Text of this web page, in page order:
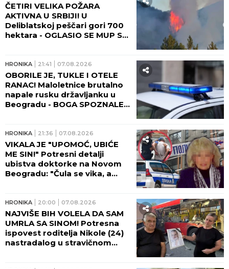
ČETIRI VELIKA POŽARA
AKTIVNA U SRBIJI! U
Deliblatskoj peščari gori 700
hektara - OGLASIO SE MUP SA
HRONIKA 21:41 07.08.2026
OBORILE JE, TUKLE I OTELE
RANAC! Maloletnice brutalno
napale rusku državljanku u
Beogradu - BOGA SPOZNALE
HRONIKA 21:36 07.08.2026
VIKALA JE "UPOMOĆ, UBIĆE
ME SIN!" Potresni detalji
ubistva doktorke na Novom
Beogradu: "Čula se vika, a
HRONIKA 20:00 07.08.2026
NAJVIŠE BIH VOLELA DA SAM
UMRLA SA SINOM! Potresna
ispovest roditelja Nikole (24)
nastradalog u stravičnom